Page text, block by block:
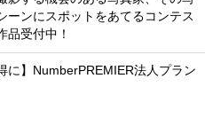
ーンにスポットをあてるコンテス
品受付中！
に】NumberPREMIER法人プラン